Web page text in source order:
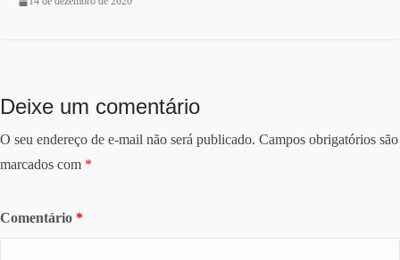
Deixe um comentário
O seu endereço de e-mail não será publicado. Campos obrigatórios são
marcados com *
Comentário *